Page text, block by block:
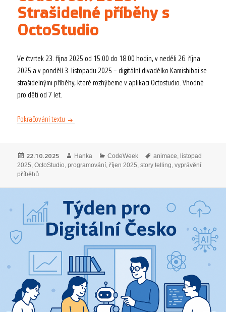
Strašidelné příběhy s
OctoStudio
Ve čtvrtek 23. října 2025 od 15.00 do 18.00 hodin, v neděli 26. října
2025 a v pondělí 3. listopadu 2025 – digitální divadélko Kamishibai se
strašidelnými příběhy, které rozhýbeme v aplikaci Octostudio. Vhodné
pro děti od 7 let.
Pokračování textu CodeWeek 2025: Strašidelné příběhy s OctoStudio
Publikováno:
22.10.2025 Autor:
Hanka Rubriky:
CodeWeek Štítky:
animace, listopad
2025,OctoStudio,programování, říjen 2025,story telling,vyprávění
příběhů